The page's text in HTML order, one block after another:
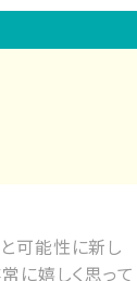
可能性に新し
に嬉しく思って